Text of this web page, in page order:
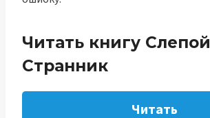
Читать книгу Слепой
Странник
Читать